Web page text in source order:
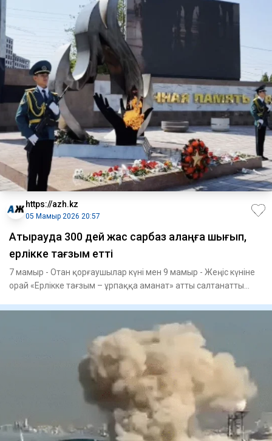
https://azh.kz
05 Мамыр 2026 20:57
Атырауда 300 дей жас сарбаз алаңға шығып,
ерлікке тағзым етті
7 мамыр - Отан қорғаушылар күні мен 9 мамыр - Жеңіс күніне
орай «Ерлікке тағзым – ұрпаққа аманат» атты салтанатты